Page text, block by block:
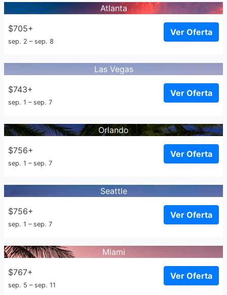
Atlanta
$705+
sep. 2 – sep. 8
Ver Oferta
Las Vegas
$743+
sep. 1 – sep. 7
Ver Oferta
Orlando
$756+
sep. 1 – sep. 7
Ver Oferta
Seattle
$756+
sep. 1 – sep. 7
Ver Oferta
Miami
$767+
sep. 5 – sep. 11
Ver Oferta